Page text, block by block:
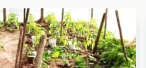
span>